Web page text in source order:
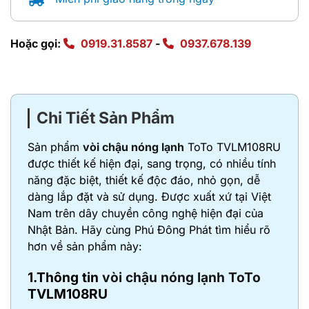
Hoặc gọi: 0919.31.8587 - 0937.678.139
Chi Tiết Sản Phẩm
Sản phẩm vòi chậu nóng lạnh ToTo TVLM108RU
được thiết kế hiện đại, sang trọng, có nhiều tính
năng đặc biệt, thiết kế độc đáo, nhỏ gọn, dễ
dàng lắp đặt và sử dụng. Được xuất xứ tại Việt
Nam trên dây chuyền công nghệ hiện đại của
Nhật Bản. Hãy cùng Phú Đông Phát tìm hiểu rõ
hơn về sản phẩm này:
1.Thông tin vòi chậu nóng lạnh ToTo
TVLM108RU